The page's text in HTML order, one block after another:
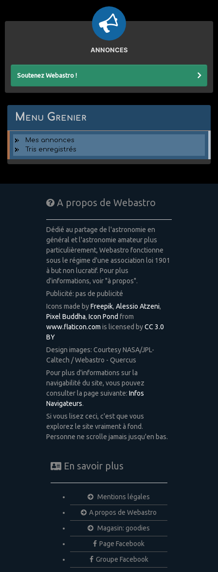
ANNONCES
Soutenez Webastro !
Menu Grenier
Mes annonces
Tris enregistrés
A propos de Webastro
Dédié au partage de l'astronomie en
général et l'astronomie amateur plus
particulièrement, Webastro fonctionne
sous le régime d'une association loi 1901
à but non lucratif. Pour plus
d'informations, voir "à propos".
Publicité: pas de publicité
Icons made byFreepik, Alessio Atzeni,
Pixel Buddha, Icon Pond from
www.flaticon.com is licensed byCC 3.0
BY
Design images: Courtesy NASA/JPL-
Caltech / Webastro - Quercus
Pour plus d'informations sur la
navigabilité du site, vous pouvez
consulter la page suivante: Infos
Navigateurs.
Si vous lisez ceci, c'est que vous
explorez le site vraiment à fond.
Personne ne scrolle jamais jusqu'en bas.
En savoir plus
Mentions légales
A propos de Webastro
Magasin: goodies
Page Facebook
Groupe Facebook